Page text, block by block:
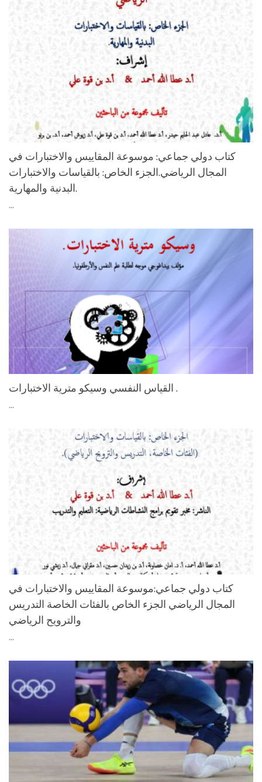
كتاب دولي جماعي: موسوعة المقاييس والاختبارات في
المجال الرياضي.الجزء الخاص: بالقياسات والاختبارات
البدنية والمهارية.
...
اﻟﻘﻴﺎس اﻟﻨﻔﺴﻲ وﺳﻴﻜﻮ ﻣﺘﺮﻳﺔ اﻻﺧﺘﺒﺎرات .
...
كتاب دولي جماعي:موسوعة المقاييس والاختبارات في
المجال الرياضي الجزء الخاص بالفئات الخاصة التدريس
والترويح الرياضي
...